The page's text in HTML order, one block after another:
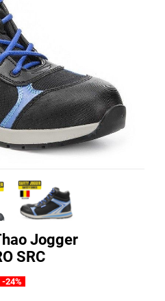
Jogger
SRC
-24%